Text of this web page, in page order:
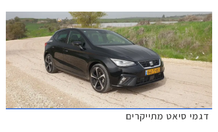
דגמי סיאט מתייקרים